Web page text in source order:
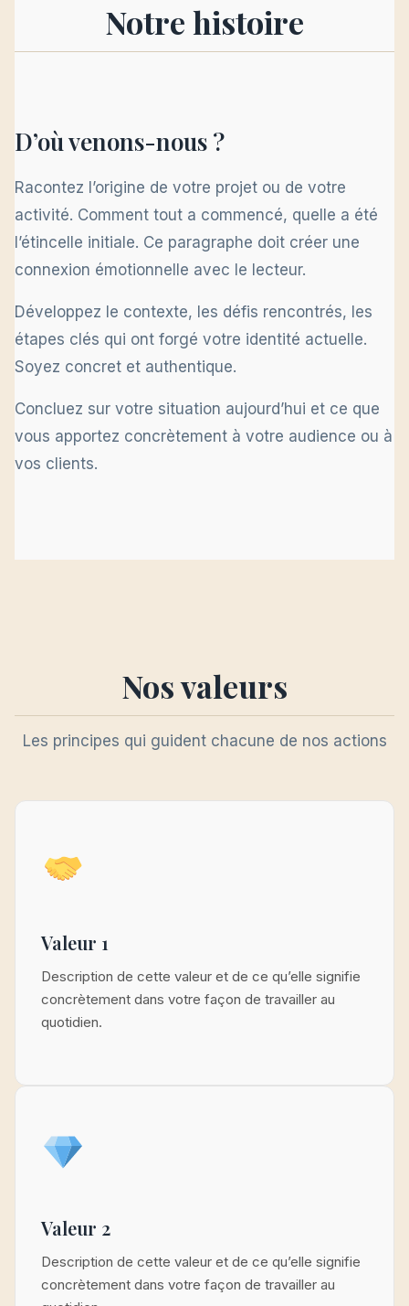
Notre histoire
D’où venons-nous ?
Racontez l’origine de votre projet ou de votre
activité. Comment tout a commencé, quelle a été
l’étincelle initiale. Ce paragraphe doit créer une
connexion émotionnelle avec le lecteur.
Développez le contexte, les défis rencontrés, les
étapes clés qui ont forgé votre identité actuelle.
Soyez concret et authentique.
Concluez sur votre situation aujourd’hui et ce que
vous apportez concrètement à votre audience ou à
vos clients.
Nos valeurs
Les principes qui guident chacune de nos actions
Valeur 1
Description de cette valeur et de ce qu’elle signifie
concrètement dans votre façon de travailler au
quotidien.
Valeur 2
Description de cette valeur et de ce qu’elle signifie
concrètement dans votre façon de travailler au